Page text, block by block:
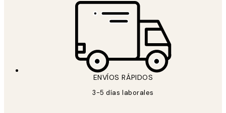
ENVÍOS RÁPIDOS
3-5 días laborales